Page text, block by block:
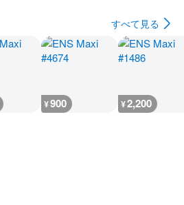
すべて見る
¥900 ¥2,200